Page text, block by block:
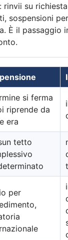
rinvii su
sospensioni
È il passaggio
si ferma
riprende da
era
tetto
per